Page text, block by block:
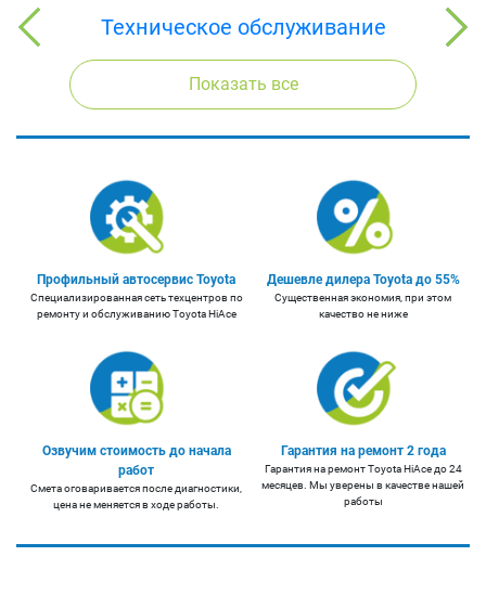
Техническое обслуживание
Показать все
Профильный автосервис Toyota
Cпециализированная сеть техцентров по
ремонту и обслуживанию Toyota HiAce
Дешевле дилера Toyota до 55%
Существенная экономия, при этом
качество не ниже
Озвучим стоимость до начала
работ
Смета оговаривается после диагностики,
цена не меняется в ходе работы.
Гарантия на ремонт 2 года
Гарантия на ремонт Toyota HiAce до 24
месяцев. Мы уверены в качестве нашей
работы